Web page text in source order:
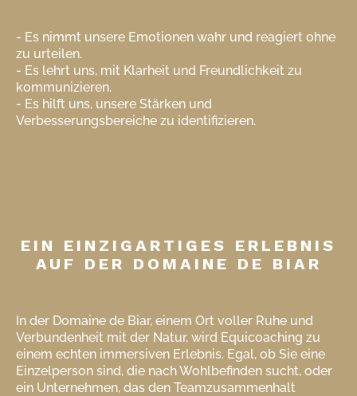
- Es nimmt unsere Emotionen wahr und reagiert ohne
zu urteilen.
- Es lehrt uns, mit Klarheit und Freundlichkeit zu
kommunizieren.
- Es hilft uns, unsere Stärken und
Verbesserungsbereiche zu identifizieren.
EIN EINZIGARTIGES ERLEBNIS
AUF DER DOMAINE DE BIAR
In der Domaine de Biar, einem Ort voller Ruhe und
Verbundenheit mit der Natur, wird Equicoaching zu
einem echten immersiven Erlebnis. Egal, ob Sie eine
Einzelperson sind, die nach Wohlbefinden sucht, oder
ein Unternehmen, das den Teamzusammenhalt